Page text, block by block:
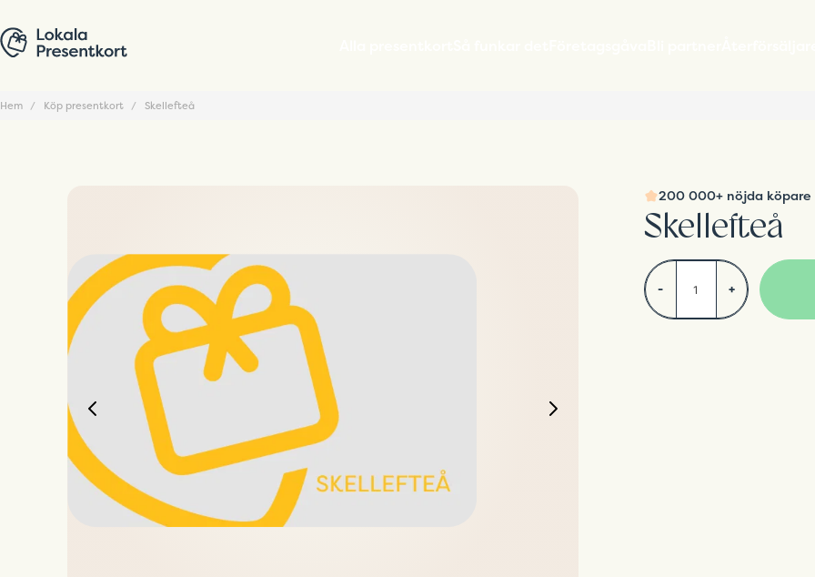
Hem Köp presentkort Skellefteå
200 000+ nöjda köpare
Skellefteå
- +